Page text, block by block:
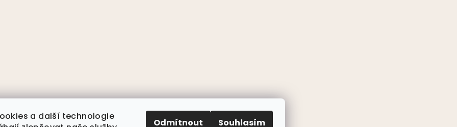
a další technologie
Odmítnout Souhlasím
i
u